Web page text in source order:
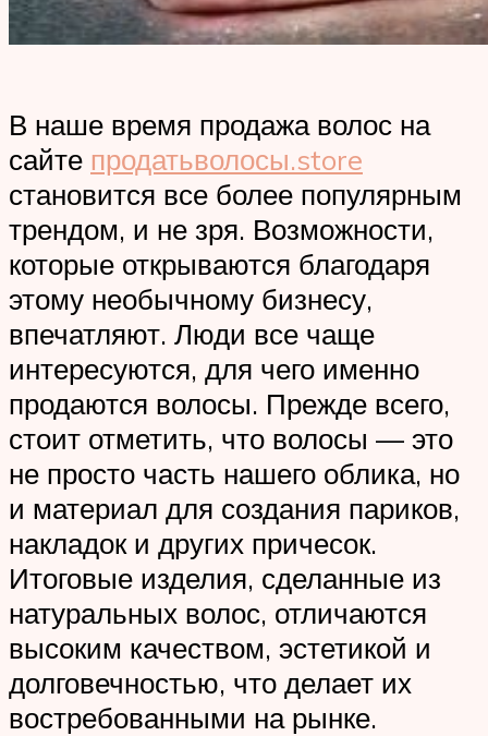
В наше время продажа волос на
сайте продатьволосы.store
становится все более популярным
трендом, и не зря. Возможности,
которые открываются благодаря
этому необычному бизнесу,
впечатляют. Люди все чаще
интересуются, для чего именно
продаются волосы. Прежде всего,
стоит отметить, что волосы — это
не просто часть нашего облика, но
и материал для создания париков,
накладок и других причесок.
Итоговые изделия, сделанные из
натуральных волос, отличаются
высоким качеством, эстетикой и
долговечностью, что делает их
востребованными на рынке.